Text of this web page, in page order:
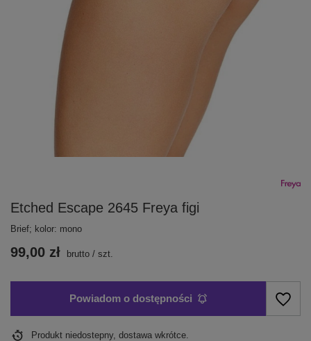
Etched Escape 2645 Freya figi
Brief; kolor: mono
99,00 zł brutto / szt.
Powiadom o dostępności
Produkt niedostepny, dostawa wkrótce